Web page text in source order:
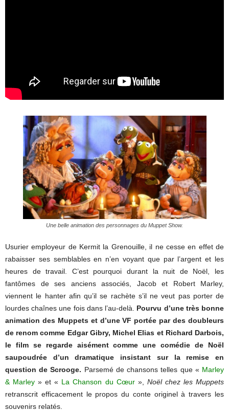
Une belle animation des personnages du Muppet Show.
Usurier employeur de Kermit la Grenouille, il ne cesse en effet de
rabaisser ses semblables en n’en voyant que par l’argent et les
heures de travail. C’est pourquoi durant la nuit de Noël, les
fantômes de ses anciens associés, Jacob et Robert Marley,
viennent le hanter afin qu’il se rachète s’il ne veut pas porter de
lourdes chaînes une fois dans l’au-delà. Pourvu d’une très bonne
animation des Muppets et d’une VF portée par des doubleurs
de renom comme Edgar Gibry, Michel Elias et Richard Darbois,
le film se regarde aisément comme une comédie de Noël
saupoudrée d’un dramatique insistant sur la remise en
question de Scrooge. Parsemé de chansons telles que « Marley
& Marley » et « La Chanson du Cœur», Noël chez les Muppets
retranscrit efficacement le propos du conte originel à travers les
souvenirs relatés.